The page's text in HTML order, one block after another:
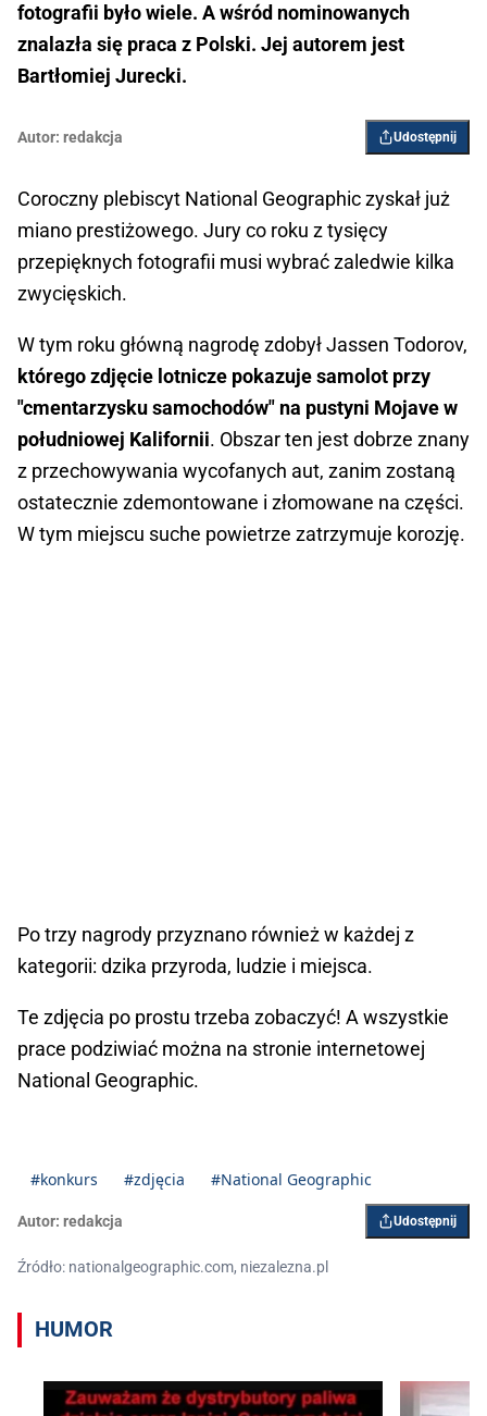
fotografii było wiele. A wśród nominowanych
znalazła się praca z Polski. Jej autorem jest
Bartłomiej Jurecki.
Autor: redakcja Udostępnij
Coroczny plebiscyt National Geographic zyskał już
miano prestiżowego. Jury co roku z tysięcy
przepięknych fotografii musi wybrać zaledwie kilka
zwycięskich.
W tym roku główną nagrodę zdobył Jassen Todorov,
którego zdjęcie lotnicze pokazuje samolot przy
"cmentarzysku samochodów" na pustyni Mojave w
południowej Kalifornii. Obszar ten jest dobrze znany
z przechowywania wycofanych aut, zanim zostaną
ostatecznie zdemontowane i złomowane na części.
W tym miejscu suche powietrze zatrzymuje korozję.
Po trzy nagrody przyznano również w każdej z
kategorii: dzika przyroda, ludzie i miejsca.
Te zdjęcia po prostu trzeba zobaczyć! A wszystkie
prace podziwiać można na stronie internetowej
National Geographic.
#konkurs #zdjęcia #National Geographic
Autor: redakcja Udostępnij
Źródło: nationalgeographic.com, niezalezna.pl
HUMOR